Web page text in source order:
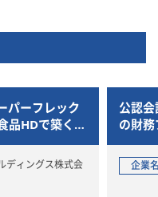
パーフレック
品HDで築く法
ディングス株式会
公認
の財
ら将
リアを
企業